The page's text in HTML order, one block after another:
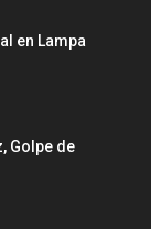
en Lampa
Golpe de